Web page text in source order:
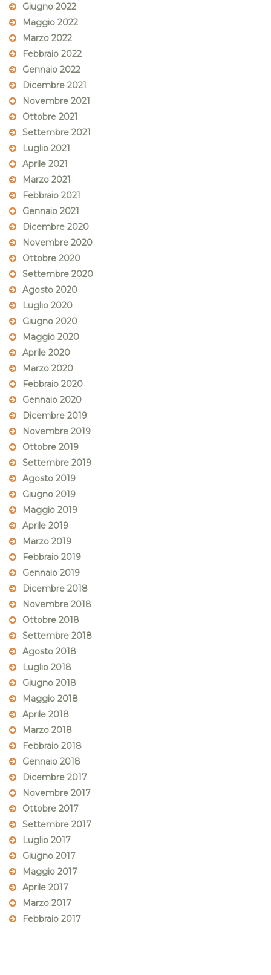
Giugno 2022
Maggio 2022
Marzo 2022
Febbraio 2022
Gennaio 2022
Dicembre 2021
Novembre 2021
Ottobre 2021
Settembre 2021
Luglio 2021
Aprile 2021
Marzo 2021
Febbraio 2021
Gennaio 2021
Dicembre 2020
Novembre 2020
Ottobre 2020
Settembre 2020
Agosto 2020
Luglio 2020
Giugno 2020
Maggio 2020
Aprile 2020
Marzo 2020
Febbraio 2020
Gennaio 2020
Dicembre 2019
Novembre 2019
Ottobre 2019
Settembre 2019
Agosto 2019
Giugno 2019
Maggio 2019
Aprile 2019
Marzo 2019
Febbraio 2019
Gennaio 2019
Dicembre 2018
Novembre 2018
Ottobre 2018
Settembre 2018
Agosto 2018
Luglio 2018
Giugno 2018
Maggio 2018
Aprile 2018
Marzo 2018
Febbraio 2018
Gennaio 2018
Dicembre 2017
Novembre 2017
Ottobre 2017
Settembre 2017
Luglio 2017
Giugno 2017
Maggio 2017
Aprile 2017
Marzo 2017
Febbraio 2017